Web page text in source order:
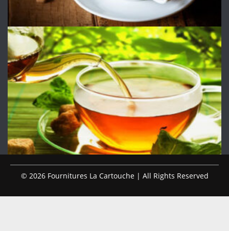
© 2026 Fournitures La Cartouche | All Rights Reserved